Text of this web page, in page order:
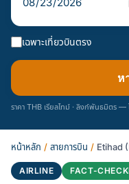
เฉพาะเที่ยวบินตรง
ห
ราคา THB เรียลไทม์ · ลิงก์พันธมิตร —
หน้าหลัก / สายการบิน / Etihad
AIRLINE FACT-